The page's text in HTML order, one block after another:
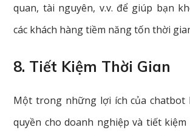
quan, tài nguyên, v.v. để giúp bạn
các khách hàng tiềm năng tốn thời
8. Tiết Kiệm Thời Gian
Một trong những lợi ích của chatbot
quyền cho doanh nghiệp và tiết